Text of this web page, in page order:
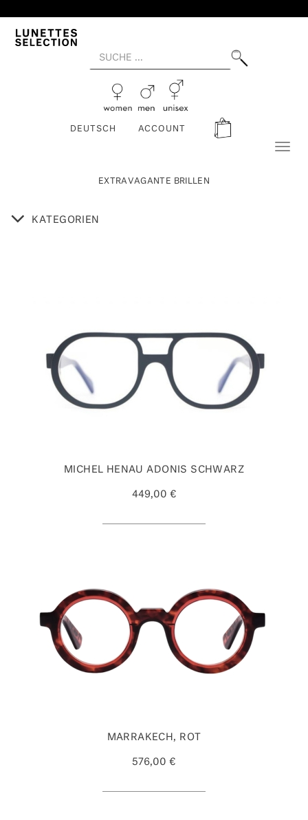
DEUTSCH ACCOUNT
EXTRAVAGANTE BRILLEN
KATEGORIEN
MICHEL HENAU ADONIS SCHWARZ
449,00 €
MARRAKECH, ROT
576,00 €